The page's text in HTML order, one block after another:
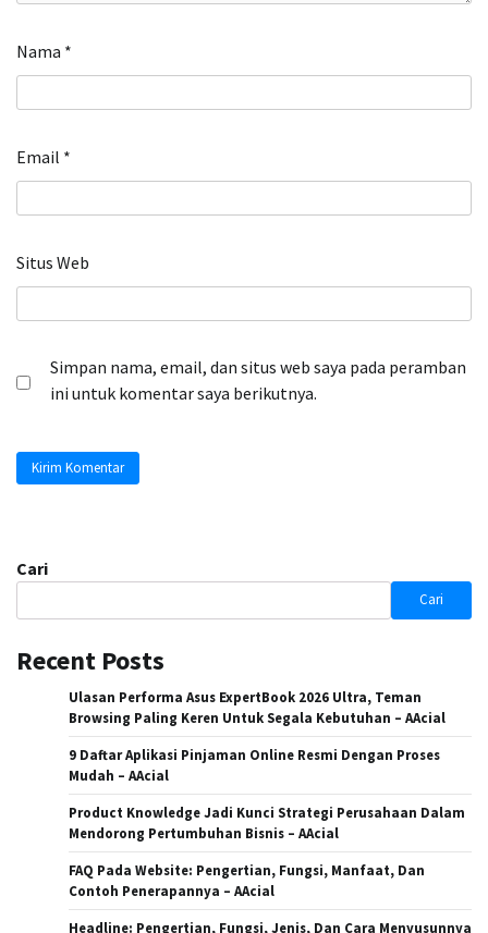
Nama *
Email *
Situs Web
Simpan nama, email, dan situs web saya pada peramban
ini untuk komentar saya berikutnya.
Cari
Cari
Recent Posts
Ulasan Performa Asus ExpertBook 2026 Ultra, Teman
Browsing Paling Keren Untuk Segala Kebutuhan – AAcial
9 Daftar Aplikasi Pinjaman Online Resmi Dengan Proses
Mudah – AAcial
Product Knowledge Jadi Kunci Strategi Perusahaan Dalam
Mendorong Pertumbuhan Bisnis – AAcial
FAQ Pada Website: Pengertian, Fungsi, Manfaat, Dan
Contoh Penerapannya – AAcial
Headline: Pengertian, Fungsi, Jenis, Dan Cara Menyusunnya